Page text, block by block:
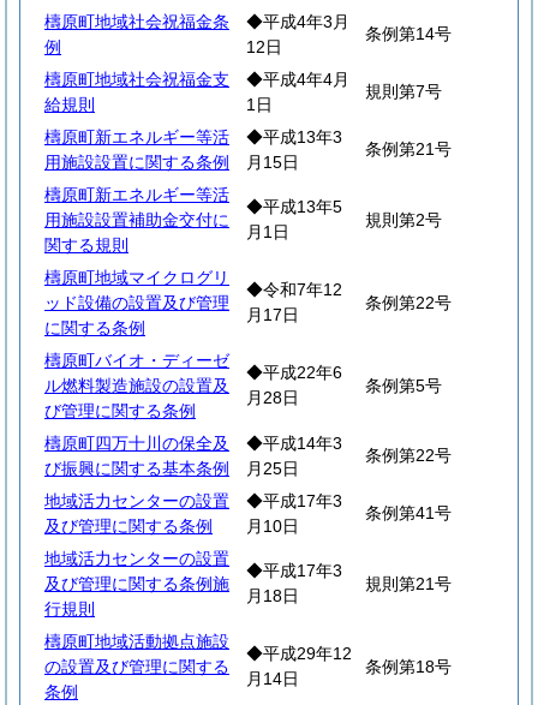
檮原町地域社会祝福金条
例
◆平成4年3月
12日
条例第14号
檮原町地域社会祝福金支
給規則
◆平成4年4月
1日
規則第7号
檮原町新エネルギー等活
用施設設置に関する条例
◆平成13年3
月15日
条例第21号
檮原町新エネルギー等活
用施設設置補助金交付に
関する規則
◆平成13年5
月1日
規則第2号
檮原町地域マイクログリ
ッド設備の設置及び管理
に関する条例
◆令和7年12
月17日
条例第22号
檮原町バイオ・ディーゼ
ル燃料製造施設の設置及
び管理に関する条例
◆平成22年6
月28日
条例第5号
檮原町四万十川の保全及
び振興に関する基本条例
◆平成14年3
月25日
条例第22号
地域活力センターの設置
及び管理に関する条例
◆平成17年3
月10日
条例第41号
地域活力センターの設置
及び管理に関する条例施
行規則
◆平成17年3
月18日
規則第21号
檮原町地域活動拠点施設
の設置及び管理に関する
条例
◆平成29年12
月14日
条例第18号